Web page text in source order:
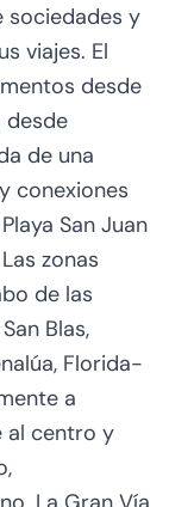
sociedades y
viajes. El
desde
desde
de una
conexiones
San Juan
zonas
de las
Blas,
Florida-
a
al centro y